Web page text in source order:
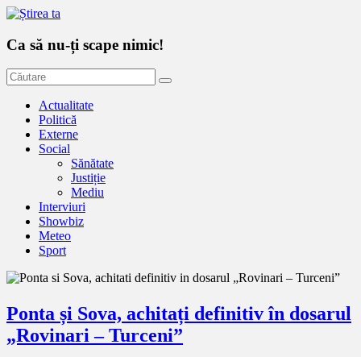
Ca să nu-ți scape nimic!
Actualitate
Politică
Externe
Social
Sănătate
Justiție
Mediu
Interviuri
Showbiz
Meteo
Sport
Ponta și Sova, achitați definitiv în dosarul
„Rovinari – Turceni”